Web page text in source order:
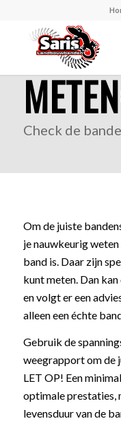
Check de
Om de juiste
je nauwkeurig
band is. Daar zijn
kunt meten. Dan
en volgt er een
alleen een échte
Gebruik de
weegrapport om de
LET OP! Een
optimale prestaties,
levensduur van de